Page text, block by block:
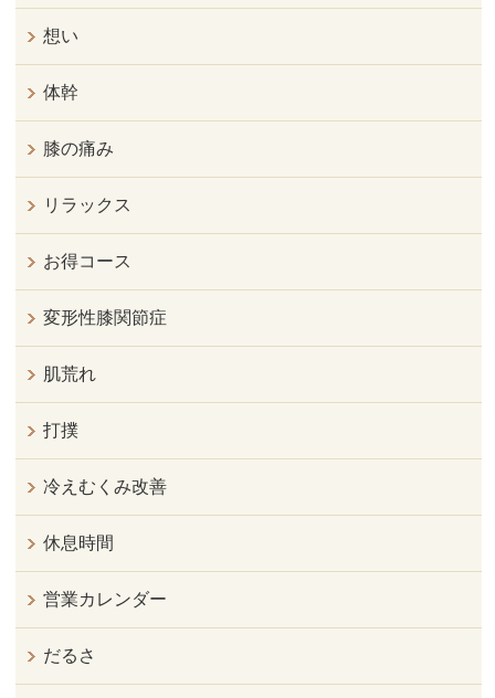
想い
体幹
膝の痛み
リラックス
お得コース
変形性膝関節症
肌荒れ
打撲
冷えむくみ改善
休息時間
営業カレンダー
だるさ